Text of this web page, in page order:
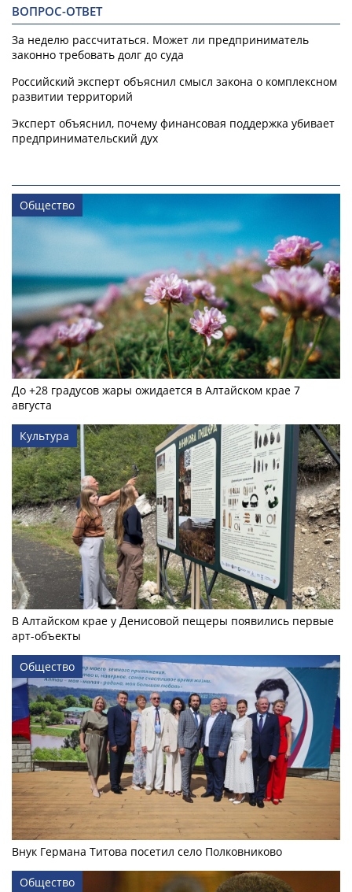
ВОПРОС-ОТВЕТ
За неделю рассчитаться. Может ли предприниматель
законно требовать долг до суда
Российский эксперт объяснил смысл закона о комплексном
развитии территорий
Эксперт объяснил, почему финансовая поддержка убивает
предпринимательский дух
Общество
До +28 градусов жары ожидается в Алтайском крае 7
августа
Культура
В Алтайском крае у Денисовой пещеры появились первые
арт-объекты
Общество
Внук Германа Титова посетил село Полковниково
Общество